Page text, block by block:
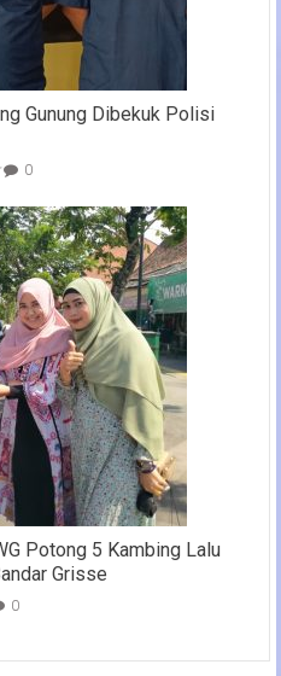
Gunung Dibekuk Polisi
0
Potong 5 Kambing Lalu
Grisse
0